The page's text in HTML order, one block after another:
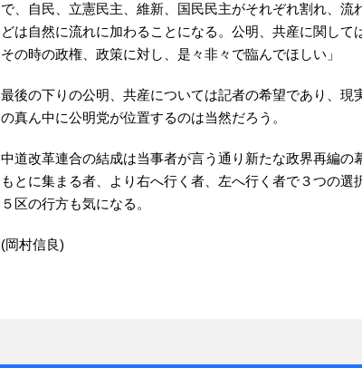
で、自民、立憲民主、維新、国民民主がそれぞれ割れ、
どは自然に流れに加わることになる。公明、共産に関して
その時の政権、政策に対し、是々非々で臨んでほしい」
最後の下りの公明、共産については記者の希望であり、現
の真ん中に公明党が位置するのは当然だろう。
中道改革連合の結成は当事者が言う通り新たな政界再編
もとに集まる者、より右へ行く者、左へ行く者で３つの選
５区の行方も気になる。
(岡村信良)